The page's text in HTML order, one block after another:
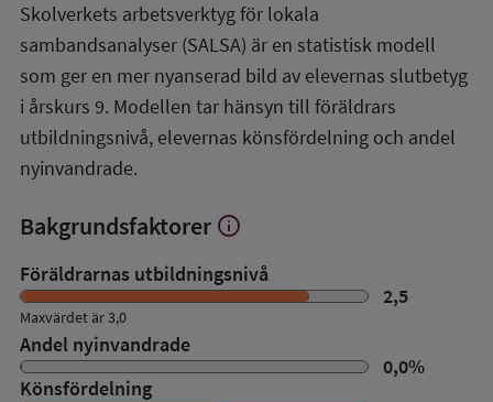
om
SALSA-
översikt
Skolverkets arbetsverktyg för lokala
sambandsanalyser (SALSA) är en statistisk modell
som ger en mer nyanserad bild av elevernas slutbetyg
i årskurs 9. Modellen tar hänsyn till föräldrars
utbildningsnivå, elevernas könsfördelning och andel
nyinvandrade.
Bakgrundsfaktorer Visa
om
Bakgrundsfaktorer
info
Föräldrarnas utbildningsnivå
2,5
Maxvärdet är 3,0
Andel nyinvandrade
0,0%
Könsfördelning